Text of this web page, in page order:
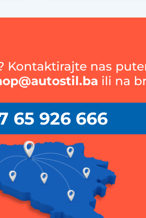
Kontaktirajte nas
ili na
65 926 666